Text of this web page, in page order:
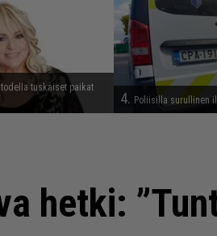
tuskaiset paikat
4. Poliisilla surullinen
hetki: